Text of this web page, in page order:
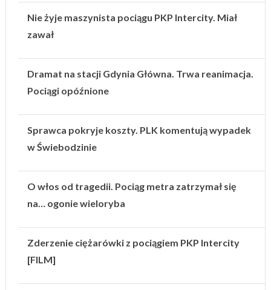
Nie żyje maszynista pociągu PKP Intercity. Miał
zawał
Dramat na stacji Gdynia Główna. Trwa reanimacja.
Pociągi opóźnione
Sprawca pokryje koszty. PLK komentują wypadek
w Świebodzinie
O włos od tragedii. Pociąg metra zatrzymał się
na… ogonie wieloryba
Zderzenie ciężarówki z pociągiem PKP Intercity
[FILM]